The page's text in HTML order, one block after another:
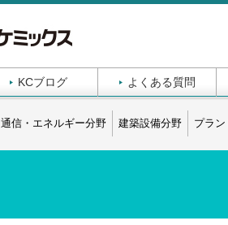
KCブログ よくある質問
通信・エネルギー分野 建築設備分野 プラ